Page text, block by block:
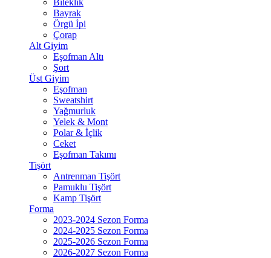
Bileklik
Bayrak
Örgü İpi
Çorap
Alt Giyim
Eşofman Altı
Şort
Üst Giyim
Eşofman
Sweatshirt
Yağmurluk
Yelek & Mont
Polar & İçlik
Ceket
Eşofman Takımı
Tişört
Antrenman Tişört
Pamuklu Tişört
Kamp Tişört
Forma
2023-2024 Sezon Forma
2024-2025 Sezon Forma
2025-2026 Sezon Forma
2026-2027 Sezon Forma